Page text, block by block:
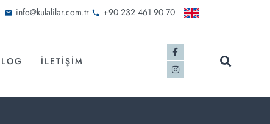
info@kulalilar.com.tr +90 232 461 90 70
İLETIŞIM